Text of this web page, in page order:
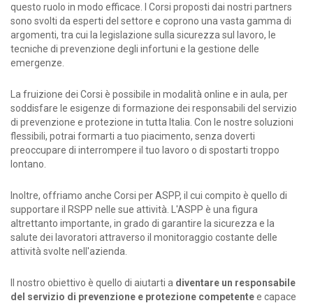
questo ruolo in modo efficace. I Corsi proposti dai nostri partners
sono svolti da esperti del settore e coprono una vasta gamma di
argomenti, tra cui la legislazione sulla sicurezza sul lavoro, le
tecniche di prevenzione degli infortuni e la gestione delle
emergenze.
La fruizione dei Corsi è possibile in modalità online e in aula, per
soddisfare le esigenze di formazione dei responsabili del servizio
di prevenzione e protezione in tutta Italia. Con le nostre soluzioni
flessibili, potrai formarti a tuo piacimento, senza doverti
preoccupare di interrompere il tuo lavoro o di spostarti troppo
lontano.
Inoltre, offriamo anche Corsi per ASPP, il cui compito è quello di
supportare il RSPP nelle sue attività. L'ASPP è una figura
altrettanto importante, in grado di garantire la sicurezza e la
salute dei lavoratori attraverso il monitoraggio costante delle
attività svolte nell'azienda.
Il nostro obiettivo è quello di aiutarti a diventare un responsabile
del servizio di prevenzione e protezione competentee capace